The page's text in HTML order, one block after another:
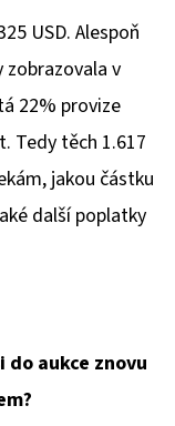
USD. Alespoň
zobrazovala v
22% provize
Tedy těch 1.617
jakou částku
další poplatky
do aukce znovu